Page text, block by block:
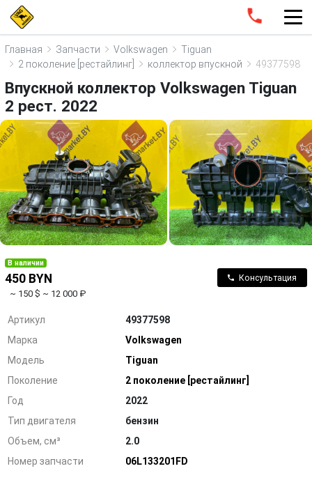
Главная Запчасти Volkswagen
Tiguan
2 поколение [рестайлинг]
коллектор впускной 49377598
Впускной коллектор Volkswagen Tiguan
2 рест. 2022
В наличии
450 BYN
~ 150 $ ~ 12 000 ₽
Консультация
Артикул
49377598
Марка
Volkswagen
Модель
Tiguan
Поколение
2 поколение [рестайлинг]
Год
2022
Тип двигателя
бензин
Объем, см³
2.0
Номер запчасти
06L133201FD